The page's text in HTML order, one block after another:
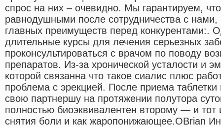
спрос на них – очевидно. Мы гарантируем,
равнодушными после сотрудничества с нами,
главных преимуществ перед конкурентами:.
длительные курсы для лечения серьезных
проконсультироваться с врачом по поводу
препаратов. Из-за хронической усталости и
которой связанна что такое сиалис плюс
проблема с эрекцией. После приема таблетки
свою партнершу на протяжении полутора
полностью биоэквивалентен второму — и тот
снятия боли и как жаропонижающее.OBrian